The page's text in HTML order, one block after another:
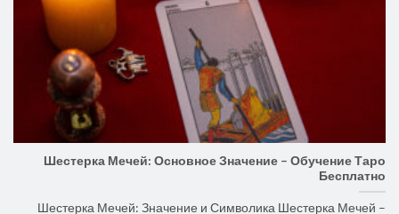
Шестерка Мечей: Основное Значение – Обучение Таро
Бесплатно
Шестерка Мечей: Значение и Символика Шестерка Мечей –